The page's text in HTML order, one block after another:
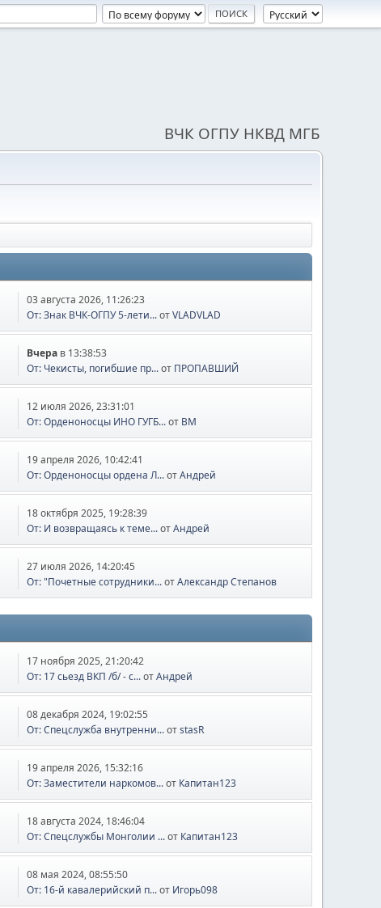
ВЧК ОГПУ НКВД МГБ
03 августа 2026, 11:26:23
От: Знак ВЧК-ОГПУ 5-лети...отVLADVLAD
Вчера в 13:38:53
От: Чекисты, погибшие пр...от ПРОПАВШИЙ
12 июля 2026, 23:31:01
От: Орденоносцы ИНО ГУГБ...от BM
19 апреля 2026, 10:42:41
От: Орденоносцы ордена Л...отАндрей
18 октября 2025, 19:28:39
От: И возвращаясь к теме...отАндрей
27 июля 2026, 14:20:45
От: "Почетные сотрудники...отАлександр Степанов
17 ноября 2025, 21:20:42
От: 17 сьезд ВКП /б/ - с...отАндрей
08 декабря 2024, 19:02:55
От: Спецслужба внутренни...отstasR
19 апреля 2026, 15:32:16
От: Заместители наркомов...от Капитан123
18 августа 2024, 18:46:04
От: Спецслужбы Монголии ...от Капитан123
08 мая 2024, 08:55:50
От: 16-й кавалерийский п...от Игорь098